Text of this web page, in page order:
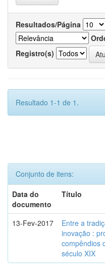
Resultados/Página
Registro(s)
Resultado 1-1 de 1.
Conjunto de itens:
Data do
documento
Título
13-Fev-2017
Entre a
inovação :
compêndios
século XIX